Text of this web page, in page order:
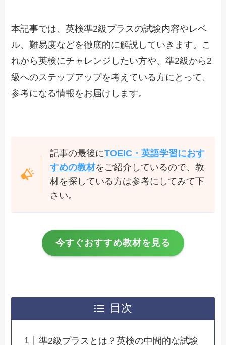
本記事では、英検準2級プラスの試験内容やレベ
ル、難易度などを徹底的に解説していきます。こ
れから英検にチャレンジしたい方や、準2級から2
級へのステップアップを考えている方にとって、
参考になる情報をお届けします。
記事の最後にTOEIC・英語学習におす
すめの教材をご紹介しているので、教
材を探している方は参考にしてみて下
さい。
今すぐおすすめ教材を見る
目次
準2級プラスとは？英検の中間的な試験